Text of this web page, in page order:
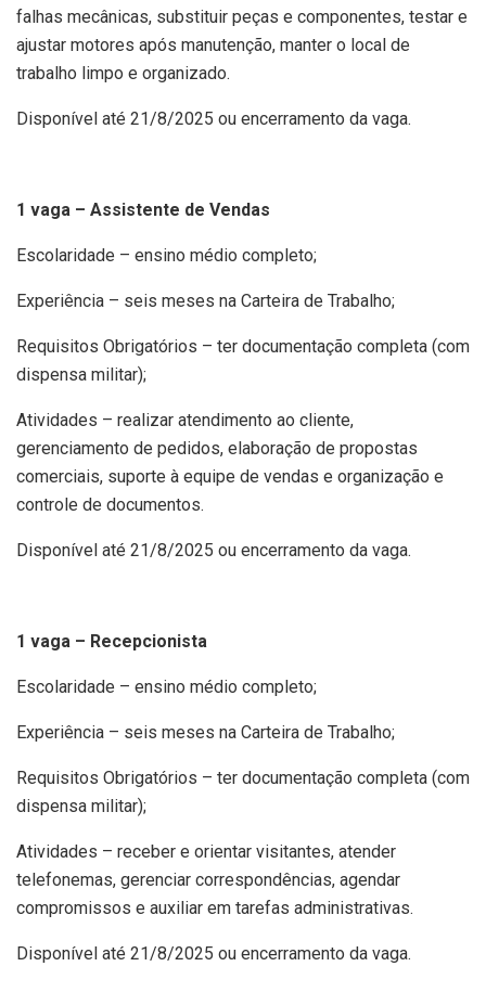
falhas mecânicas, substituir peças e componentes, testar e
ajustar motores após manutenção, manter o local de
trabalho limpo e organizado.
Disponível até 21/8/2025 ou encerramento da vaga.
1 vaga – Assistente de Vendas
Escolaridade – ensino médio completo;
Experiência – seis meses na Carteira de Trabalho;
Requisitos Obrigatórios – ter documentação completa (com
dispensa militar);
Atividades – realizar atendimento ao cliente,
gerenciamento de pedidos, elaboração de propostas
comerciais, suporte à equipe de vendas e organização e
controle de documentos.
Disponível até 21/8/2025 ou encerramento da vaga.
1 vaga – Recepcionista
Escolaridade – ensino médio completo;
Experiência – seis meses na Carteira de Trabalho;
Requisitos Obrigatórios – ter documentação completa (com
dispensa militar);
Atividades – receber e orientar visitantes, atender
telefonemas, gerenciar correspondências, agendar
compromissos e auxiliar em tarefas administrativas.
Disponível até 21/8/2025 ou encerramento da vaga.